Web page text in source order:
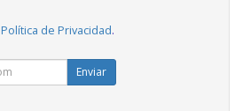
Política de Privacidad.
Enviar